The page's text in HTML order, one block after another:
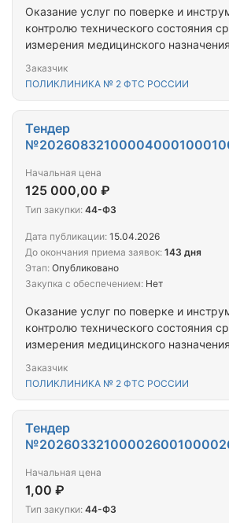
Оказание услуг по поверке и
контролю технического состояния
измерения медицинского назначения
Заказчик
ПОЛИКЛИНИКА № 2 ФТС РОССИИ
Оказание услуг по поверке и
контролю технического состояния
измерения медицинского назначения
Заказчик
ПОЛИКЛИНИКА № 2 ФТС РОССИИ
Тендер
Начальная цена
125 000,00 ₽
Тип закупки: 44-ФЗ
Дата публикации: 15.04.2026
До окончания приема заявок: 143 дня
Этап: Опубликовано
Закупка с обеспечением: Нет
Тендер
Начальная цена
1,00 ₽
Тип закупки: 44-ФЗ